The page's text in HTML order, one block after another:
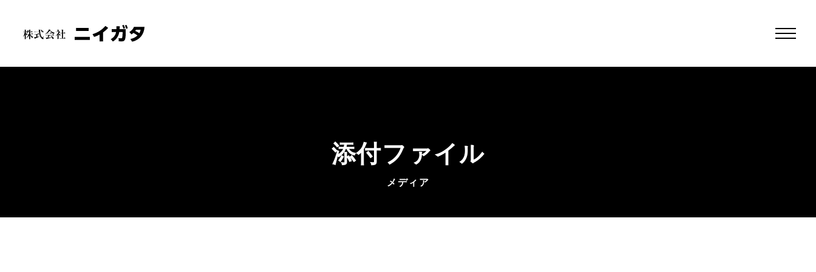
添付ファイル
メディア